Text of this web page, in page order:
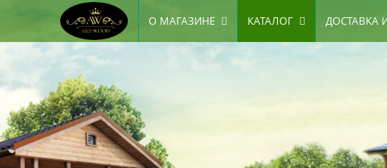
О МАГАЗИНЕ КАТАЛОГ ДОСТАВКА